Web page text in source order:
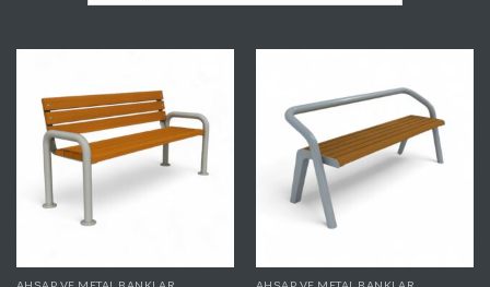
Favorilere
Ekle
Favorilere
Ekle